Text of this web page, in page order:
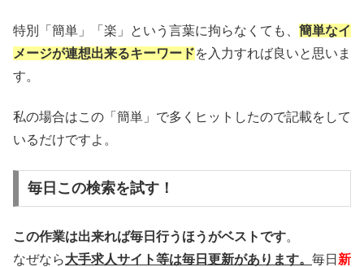
特別「簡単」「楽」という言葉に拘らなくても、 簡単なイ
メージが連想出来るキーワードを入力すれば良いと思いま
す。
私の場合はこの「簡単」で多くヒットしたので記載をして
いるだけですよ。
毎日この検索を試す！
この作業は出来れば毎日行うほうがベストです。
なぜなら大手求人サイト等は毎日更新があります。 毎日 新